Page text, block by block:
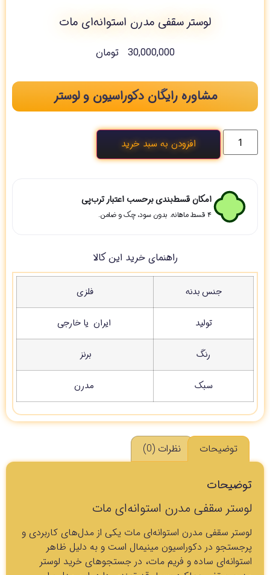
لوستر سقفی مدرن استوانه‌ای مات
30,000,000 تومان
مشاوره رایگان دکوراسیون و لوستر
افزودن به سبد خرید
امکان قسط‌بندی برحسب اعتبار ترب‌پی
۴ قسط ماهانه. بدون سود، چک و ضامن.
راهنمای خرید این کالا
جنس بدنه فلزی
تولید ایران یا خارجی
رنگ برنز
سبک مدرن
توضیحات نظرات (0)
توضیحات
لوستر سقفی مدرن استوانه‌ای مات
لوستر سقفی مدرن استوانه‌ای مات یکی از مدل‌های کاربردی و
پرجستجو در دکوراسیون مینیمال است و به دلیل ظاهر
استوانه‌ای ساده و فریم مات، در جستجوهای خرید لوستر